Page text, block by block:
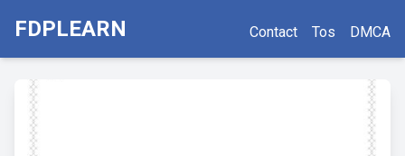
FDPLEARN Contact Tos DMCA